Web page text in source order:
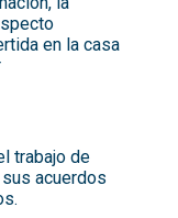
en la casa
trabajo de
acuerdos